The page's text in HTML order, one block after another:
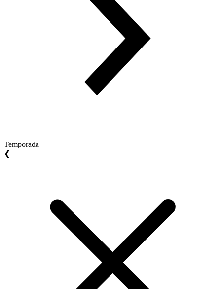
Temporada
❮